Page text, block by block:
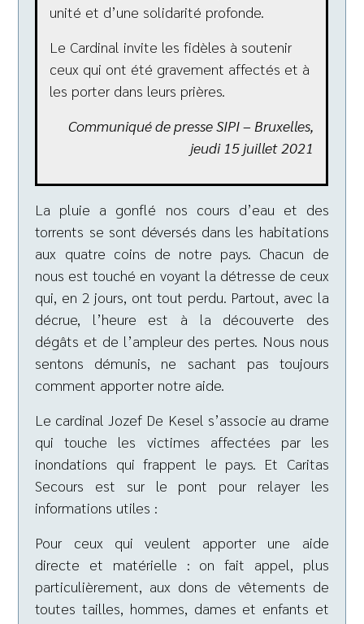
unité et d’une solidarité profonde.
Le Cardinal invite les fidèles à soutenir
ceux qui ont été gravement affectés et à
les porter dans leurs prières.
Communiqué de presse SIPI – Bruxelles,
jeudi 15 juillet 2021
La pluie a gonflé nos cours d’eau et des
torrents se sont déversés dans les habitations
aux quatre coins de notre pays. Chacun de
nous est touché en voyant la détresse de ceux
qui, en 2 jours, ont tout perdu. Partout, avec la
décrue, l’heure est à la découverte des
dégâts et de l’ampleur des pertes. Nous nous
sentons démunis, ne sachant pas toujours
comment apporter notre aide.
Le cardinal Jozef De Kesel s’associe au drame
qui touche les victimes affectées par les
inondations qui frappent le pays. Et Caritas
Secours est sur le pont pour relayer les
informations utiles :
Pour ceux qui veulent apporter une aide
directe et matérielle : on fait appel, plus
particulièrement, aux dons de vêtements de
toutes tailles, hommes, dames et enfants et